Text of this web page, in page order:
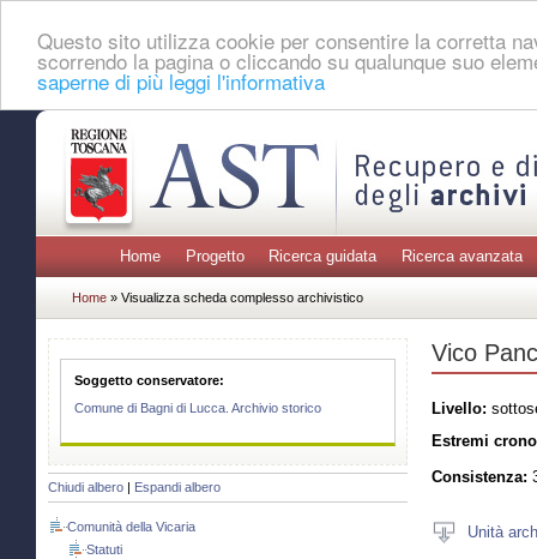
Questo sito utilizza cookie per consentire la corretta
scorrendo la pagina o cliccando su qualunque suo
saperne di più leggi l'informativa
Home Progetto Ricerca guidata Ricerca avanzata
Home » Visualizza scheda complesso archivistico
Soggetto conservatore:
Comune di Bagni di Lucca. Archivio storico
Chiudi albero Espandi albero
Comunità della Vicaria
Statuti
Vico
Livello:
Estremi
Consistenza:
Unità